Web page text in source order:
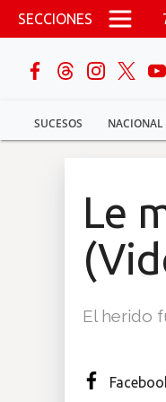
Pasar al contenido
SECCIONES
SUCESOS NACIONAL
buscar
Sucesos
Le
El herido